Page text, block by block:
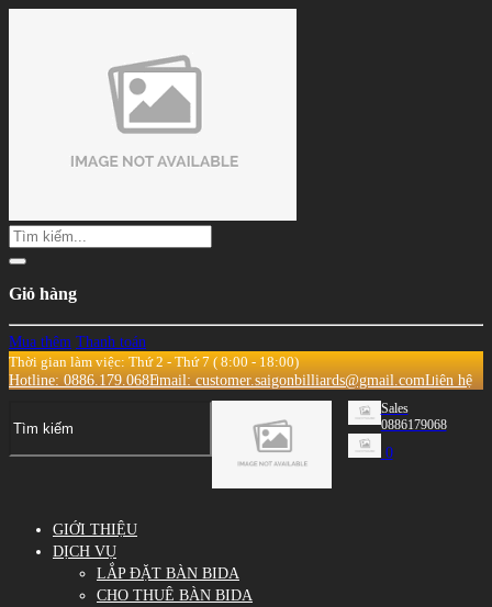
Giỏ hàng
Mua thêm Thanh toán
Thời gian làm việc: Thứ 2 - Thứ 7 ( 8:00 - 18:00)
Hotline: 0886.179.068Email: customer.saigonbilliards@gmail.comLiên hệ
Sales
0886179068
0
GIỚI THIỆU
DỊCH VỤ
LẮP ĐẶT BÀN BIDA
CHO THUÊ BÀN BIDA